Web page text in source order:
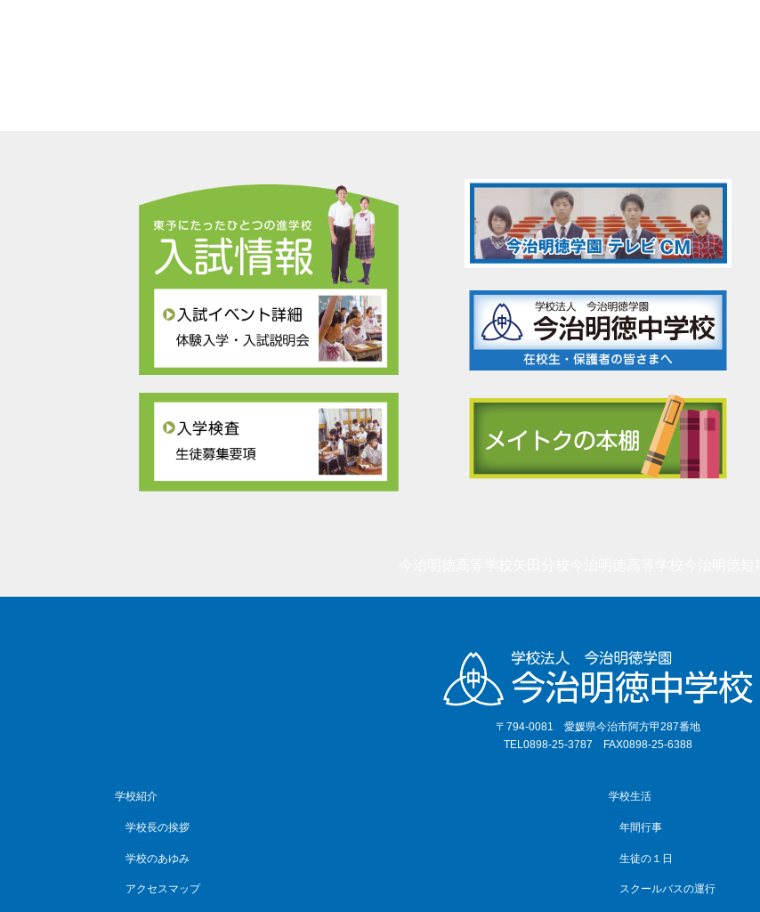
〒794-0081 愛媛県今治市阿方甲287番地
TEL0898-25-3787 FAX0898-25-6388
学校紹介
学校長の挨拶
学校のあゆみ
アクセスマップ
学校生活
年間行事
生徒の１日
スクールバスの運行